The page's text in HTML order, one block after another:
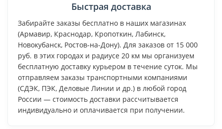
Быстрая доставка
Забирайте заказы бесплатно в наших магазинах
(Армавир, Краснодар, Кропоткин, Лабинск,
Новокубанск, Ростов-на-Дону). Для заказов от 15 000
руб. в этих городах и радиусе 20 км мы организуем
бесплатную доставку курьером в течение суток. Мы
отправляем заказы транспортными компаниями
(СДЭК, ПЭК, Деловые Линии и др.) в любой город
России — стоимость доставки рассчитывается
индивидуально и оплачивается при получении.